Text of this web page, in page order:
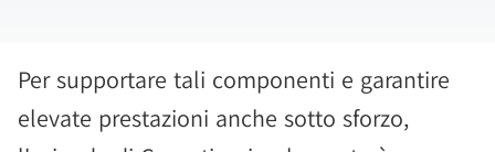
Per supportare tali componenti e garantire
elevate prestazioni anche sotto sforzo,